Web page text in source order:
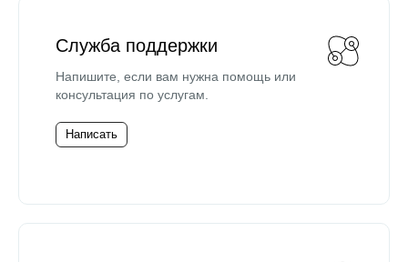
Служба поддержки
Напишите, если вам нужна помощь или
консультация по услугам.
Написать